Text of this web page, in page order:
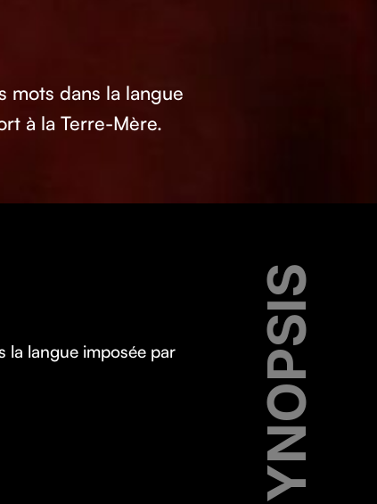
mots dans la langue
à la Terre-Mère.
SYNOPSIS
la langue imposée par